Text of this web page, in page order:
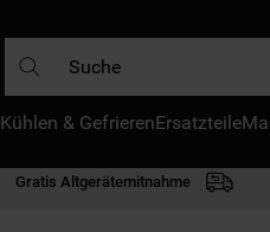
Kühlen & GefrierenErsatzteile
Gratis Altgerätemitnahme
DIE HÄUFIGSTEN